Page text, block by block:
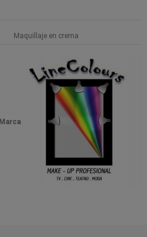
Maquillaje en crema
Marca